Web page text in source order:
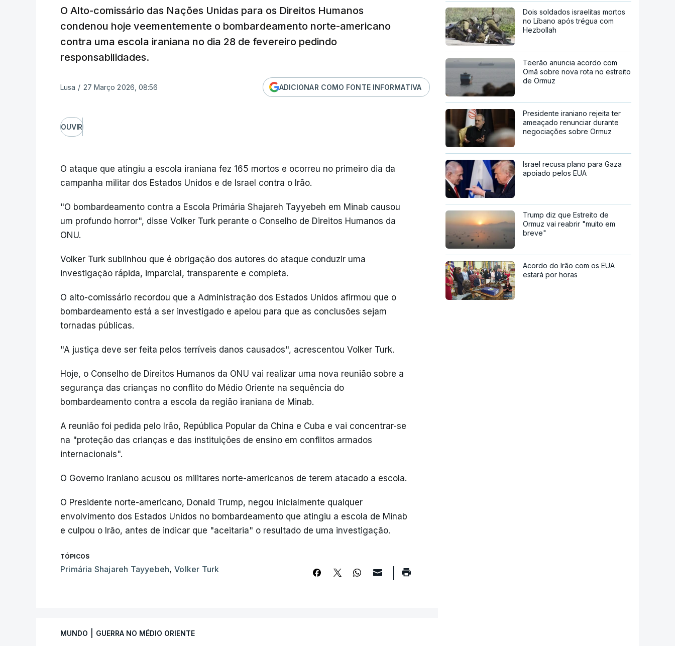
O Alto-comissário das Nações Unidas para os Direitos Humanos
condenou hoje veementemente o bombardeamento norte-americano
contra uma escola iraniana no dia 28 de fevereiro pedindo
responsabilidades.
Lusa / 27 Março 2026, 08:56 ADICIONAR COMO FONTE INFORMATIVA
OUVIR
O ataque que atingiu a escola iraniana fez 165 mortos e ocorreu no primeiro dia da
campanha militar dos Estados Unidos e de Israel contra o Irão.
"O bombardeamento contra a Escola Primária Shajareh Tayyebeh em Minab causou
um profundo horror", disse Volker Turk perante o Conselho de Direitos Humanos da
ONU.
Volker Turk sublinhou que é obrigação dos autores do ataque conduzir uma
investigação rápida, imparcial, transparente e completa.
O alto-comissário recordou que a Administração dos Estados Unidos afirmou que o
bombardeamento está a ser investigado e apelou para que as conclusões sejam
tornadas públicas.
"A justiça deve ser feita pelos terríveis danos causados", acrescentou Volker Turk.
Hoje, o Conselho de Direitos Humanos da ONU vai realizar uma nova reunião sobre a
segurança das crianças no conflito do Médio Oriente na sequência do
bombardeamento contra a escola da região iraniana de Minab.
A reunião foi pedida pelo Irão, República Popular da China e Cuba e vai concentrar-se
na "proteção das crianças e das instituições de ensino em conflitos armados
internacionais".
O Governo iraniano acusou os militares norte-americanos de terem atacado a escola.
O Presidente norte-americano, Donald Trump, negou inicialmente qualquer
envolvimento dos Estados Unidos no bombardeamento que atingiu a escola de Minab
e culpou o Irão, antes de indicar que "aceitaria" o resultado de uma investigação.
TÓPICOS
Primária Shajareh Tayyebeh,Volker Turk
MUNDO GUERRA NO MÉDIO ORIENTE
Dois soldados israelitas mortos
no Líbano após trégua com
Hezbollah
Teerão anuncia acordo com
Omã sobre nova rota no estreito
de Ormuz
Presidente iraniano rejeita ter
ameaçado renunciar durante
negociações sobre Ormuz
Israel recusa plano para Gaza
apoiado pelos EUA
Trump diz que Estreito de
Ormuz vai reabrir "muito em
breve"
Acordo do Irão com os EUA
estará por horas